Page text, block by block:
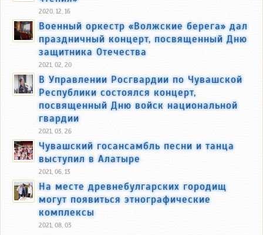
2020, 12, 16
Военный оркестр «Волжские берега» дал
праздничный концерт, посвященный Дню
защитника Отечества
2021, 02, 20
В Управлении Росгвардии по Чувашской
Республики состоялся концерт,
посвященный Дню войск национальной
гвардии
2021, 03, 26
Чувашский госансамбль песни и танца
выступил в Алатыре
2021, 06, 13
На месте древнебулгарских городищ
могут появиться этнографические
комплексы
2021, 08, 03